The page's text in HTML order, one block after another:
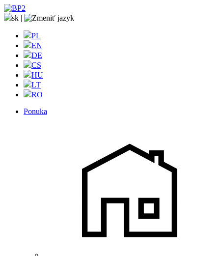
sk |
PL
EN
DE
CS
HU
LT
RO
Ponuka